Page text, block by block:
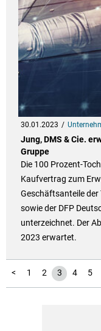
30.01.2023
Jung, DMS & Cie.
Gruppe
Die 100 Prozent-
Kaufvertrag zum
Geschäftsanteile der
sowie der DFP
unterzeichnet. Der
2023 erwartet.
< 1 2 3 4 5